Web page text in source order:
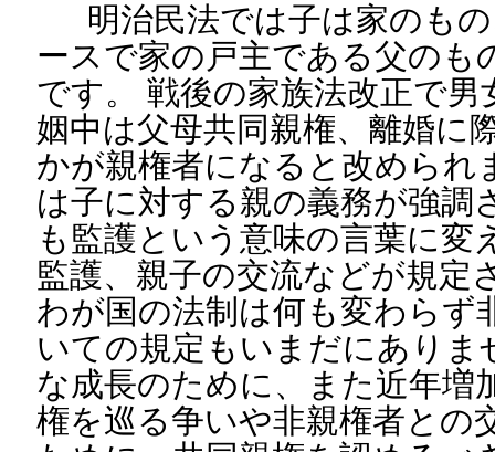
明治民法では子は家のも
ースで家の戸主である父のも
です。 戦後の家族法改正で
姻中は父母共同親権、離婚に
かが親権者になると改められ
は子に対する親の義務が強調
も監護という意味の言葉に変
監護、親子の交流などが規定
わが国の法制は何も変わらず
いての規定もいまだにありま
な成長のために、また近年増
権を巡る争いや非親権者との